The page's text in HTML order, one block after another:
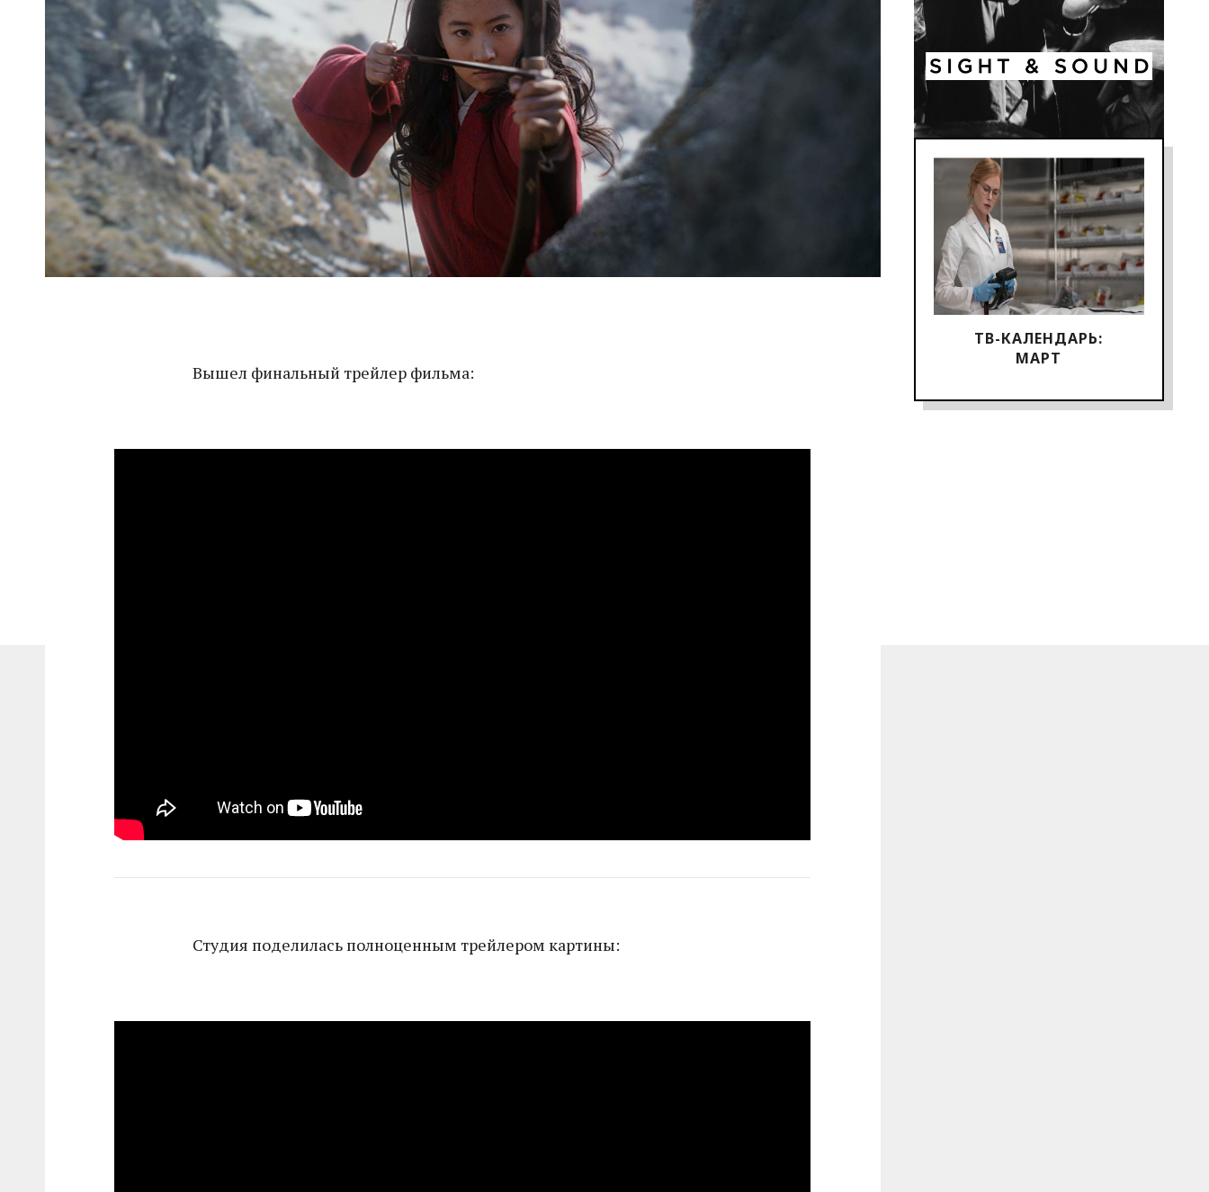
ТВ-КАЛЕНДАРЬ:
МАРТ
Вышел финальный трейлер фильма:
Студия поделилась полноценным трейлером картины: